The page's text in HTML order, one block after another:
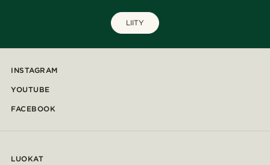
LIITY
INSTAGRAM
YOUTUBE
FACEBOOK
LUOKAT